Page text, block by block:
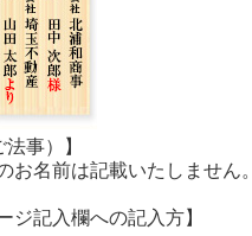
事）】
お名前は記載いたしません。
ジ記入欄への記入方】